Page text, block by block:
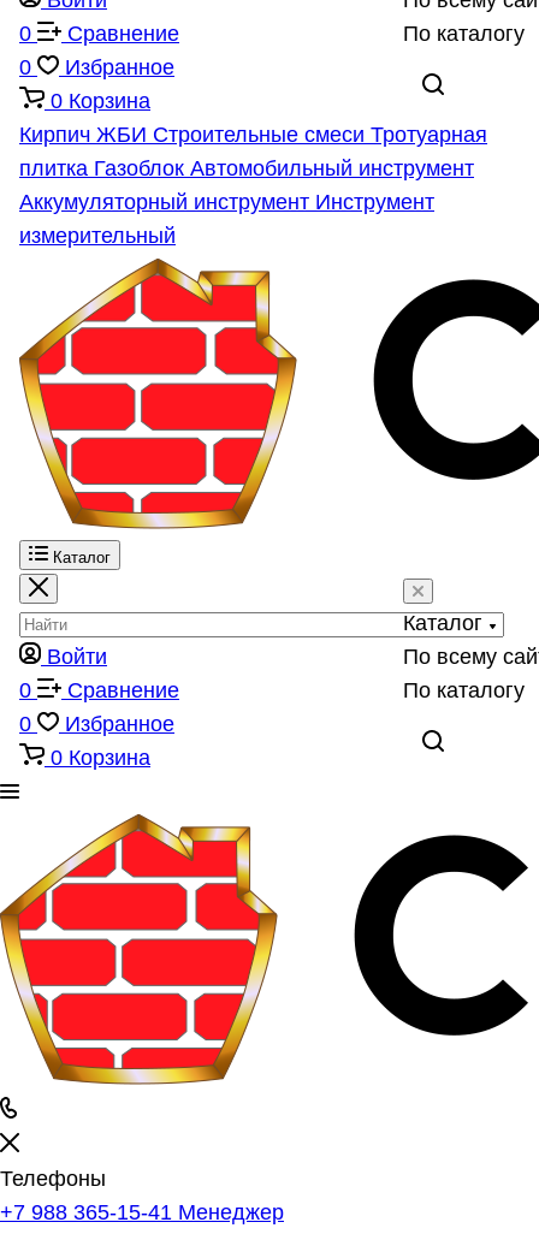
По каталогу
0
Сравнение
0
Избранное
0 Корзина
Кирпич ЖБИ Строительные смеси Тротуарная
плитка Газоблок Автомобильный инструмент
Аккумуляторный инструмент Инструмент
измерительный
Каталог
Каталог
По всему
По каталогу
Войти
0
Сравнение
0
Избранное
0 Корзина
Телефоны
+7 988 365-15-41 Менеджер